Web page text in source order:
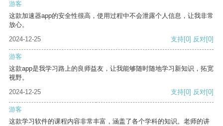
游客
这款加速器app的安全性很高，使用过程中不会泄露个人信息，让我非常
放心。
2024-12-25
支持[0] 反对[0]
游客
这款app是我学习路上的良师益友，让我能够随时随地学习新知识，拓宽
视野。
2024-12-25
支持[0] 反对[0]
游客
这款学习软件的课程内容非常丰富，涵盖了各个学科的知识。老师的讲